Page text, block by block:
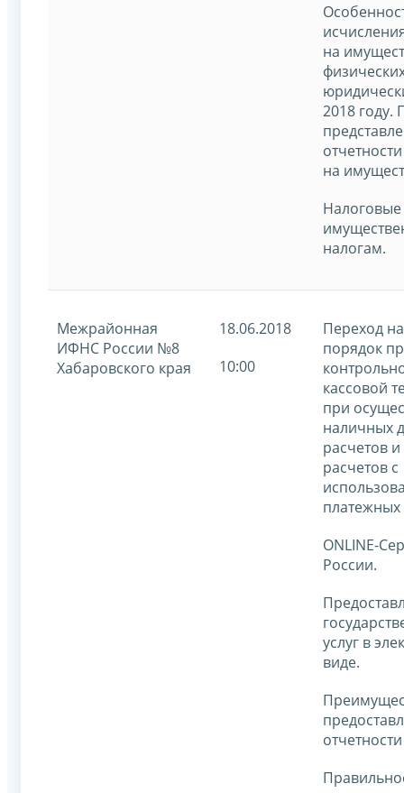
на
2018 году.
на
налогам.
Межрайонная
ИФНС России №8
Хабаровского края
18.06.2018
10:00
Переход
порядок
кассовой
при
наличных
расчетов
расчетов с
платежных
ONLINE-
России.
услуг в
виде.